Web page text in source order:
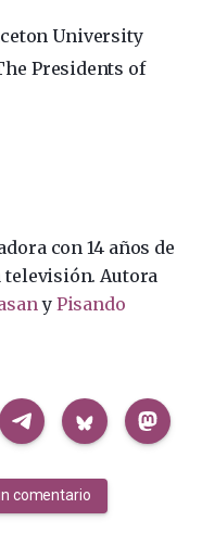
University
Presidents of
con 14 años de
televisión. Autora
y Pisando
comentario